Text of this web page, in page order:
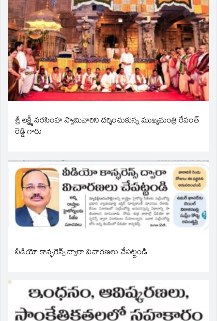
శ్రీ లక్ష్మీ నరసింహ స్వామివారిని దర్శించుకున్న ముఖ్యమంత్రి రేవంత్
రెడ్డి గారు
వీడియో కాన్ఫరెన్స్ ద్వారా విచారణలు చేపట్టండి